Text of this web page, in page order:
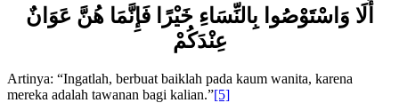
أَلَا وَاسْتَوْصُوا بِالنِّسَاءِ خَيْرًا فَإِنَّمَا هُنَّ عَوَانٌ
عِنْدَكُمْ
Artinya: “Ingatlah, berbuat baiklah pada kaum wanita, karena